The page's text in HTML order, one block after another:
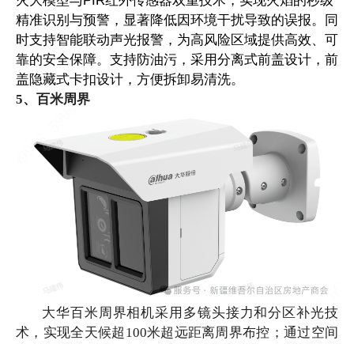
精准识别与预警，显著降低因环境干扰导致的误报。同
时支持智能联动声光报警，为高风险区域提供高效、可
靠的安全保障。支持防油污，采用分离式前盖设计，前
盖隐藏式卡扣设计，方便拆卸易清洗。
5、百米周界
大华百米周界相机采用多镜头接力和分区补光技
术，实现全天候超 100米超远距离周界布控；通过空间